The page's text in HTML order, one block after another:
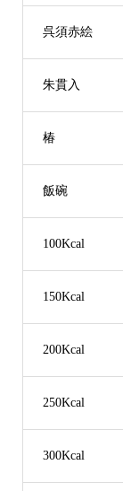
呉須赤絵
朱貫入
椿
飯碗
100Kcal
150Kcal
200Kcal
250Kcal
300Kcal